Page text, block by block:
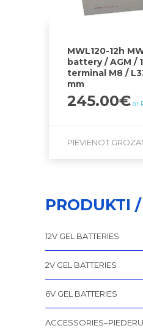
MWL120-12h
battery / AGM /
terminal M8 /
mm
245.00€ ar
PIEVIENOT
PRODUKTI /
12V GEL BATTERIES
2V GEL BATTERIES
6V GEL BATTERIES